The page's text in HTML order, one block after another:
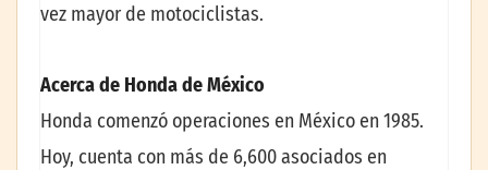
vez mayor de motociclistas.
Acerca de Honda de México
Honda comenzó operaciones en México en 1985.
Hoy, cuenta con más de 6,600 asociados en